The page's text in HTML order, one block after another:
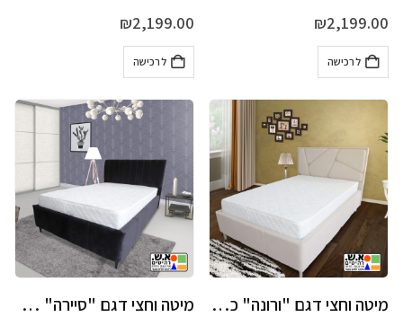
₪2,199.00
לרכישה
₪2,199.00
לרכישה
מיטה וחצי דגם "ורונה" כולל מזרן מתנה מיטה וחצי דגם "סיירה" כולל מזרן מתנה